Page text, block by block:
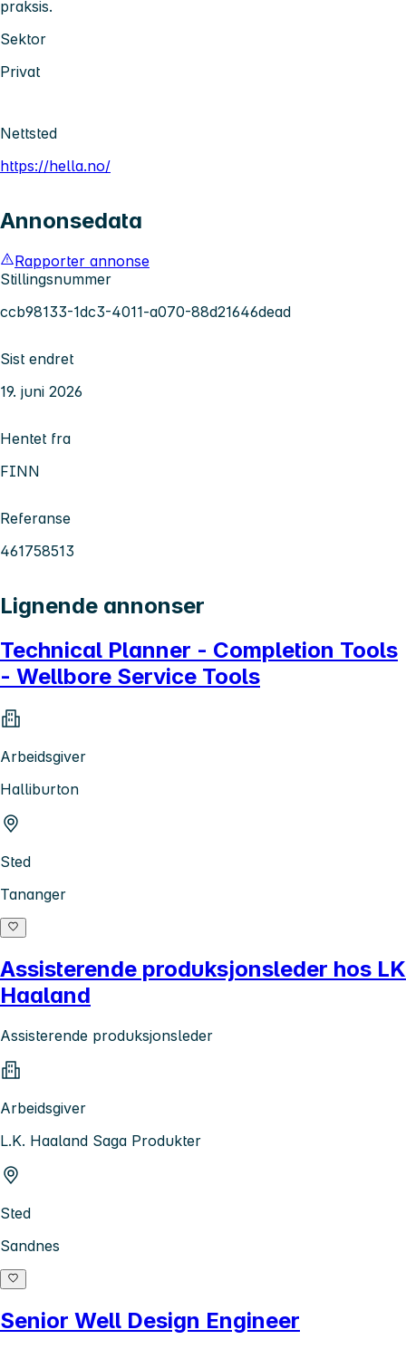
praksis.
Sektor
Privat
Nettsted
https://hella.no/
Annonsedata
Rapporter annonse
Stillingsnummer
ccb98133-1dc3-4011-a070-88d21646dead
Sist endret
19. juni 2026
Hentet fra
FINN
Referanse
461758513
Lignende annonser
Technical Planner - Completion Tools
- Wellbore Service Tools
Arbeidsgiver
Halliburton
Sted
Tananger
Assisterende produksjonsleder hos LK
Haaland
Assisterende produksjonsleder
Arbeidsgiver
L.K. Haaland Saga Produkter
Sted
Sandnes
Senior Well Design Engineer